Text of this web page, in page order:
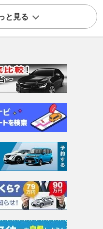
と見る